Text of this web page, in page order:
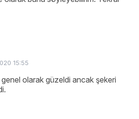
15:55
genel olarak güzeldi ancak şekeri